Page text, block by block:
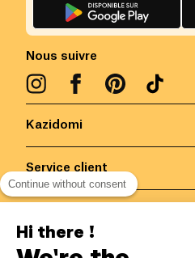
Kazidomi
Service client
Nous suivre
Continue without consent
Hi there !